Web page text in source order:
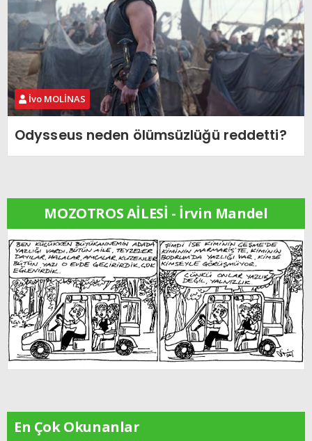
İvo MOLİNAS
Odysseus neden ölümsüzlüğü reddetti?
MOZOTROS AİLESİ - İrvin Mandel
En Çok Okunanlar